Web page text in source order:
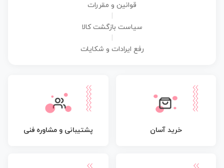
قوانین و مقررات
سیاست بازگشت کالا
رفع ایرادات و شکایات
خرید آسان پشتیبانی و مشاوره فنی